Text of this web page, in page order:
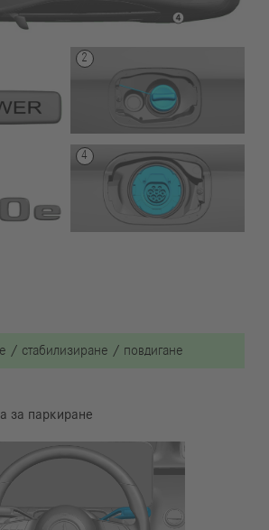
/ стабилизиране / повдигане
за паркиране